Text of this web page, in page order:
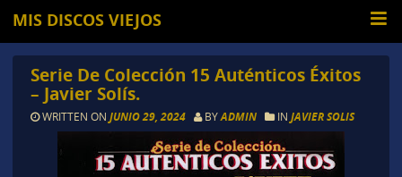
MIS DISCOS VIEJOS
Serie De Colección 15 Auténticos Éxitos
– Javier Solís.
WRITTEN ON JUNIO 29, 2024 BYADMIN IN JAVIER SOLIS